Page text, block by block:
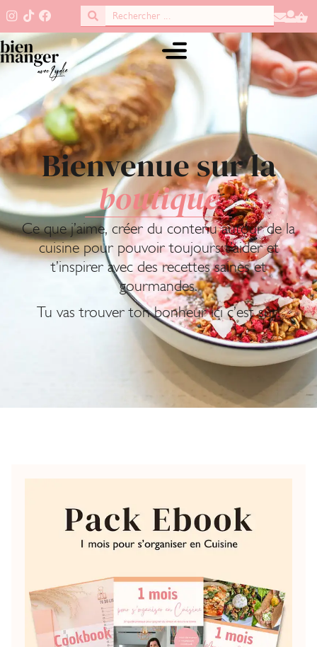
Bienvenue sur la
boutique
Ce que j’aime, créer du contenu autour de la
cuisine pour pouvoir toujours t’aider et
t’inspirer avec des recettes saines et
gourmandes.
Tu vas trouver ton bonheur ici c’est sûr!